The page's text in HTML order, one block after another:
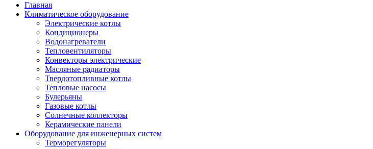
Главная
Климатическое оборудование
Электрические котлы
Кондиционеры
Водонагреватели
Тепловентиляторы
Конвекторы электрические
Масляные радиаторы
Твердотопливные котлы
Тепловые насосы
Булерьяны
Газовые котлы
Солнечные коллекторы
Керамические панели
Оборудование для инженерных систем
Терморегуляторы